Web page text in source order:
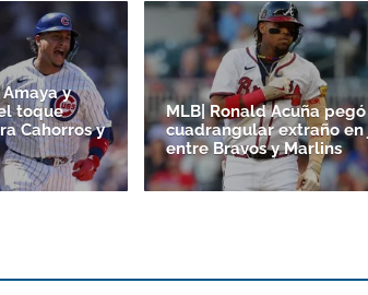
y
toque
Cahorros y
MLB| Ronald Acuña
cuadrangular extraño en
entre Bravos y Marlins